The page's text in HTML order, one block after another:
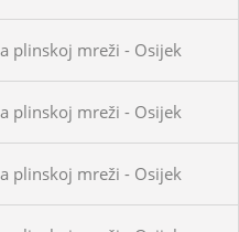
plinskoj mreži - Osijek
plinskoj mreži - Osijek
plinskoj mreži - Osijek